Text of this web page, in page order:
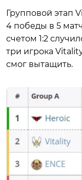
Групповой этап
4 победы в 5
счетом 1:2
три игрока
смог вытащить.